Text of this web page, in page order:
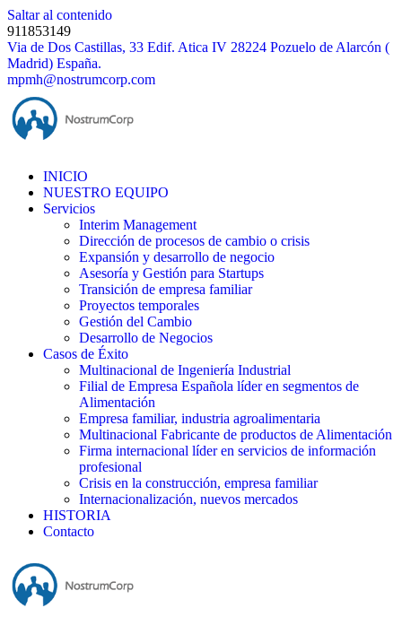
Saltar al contenido
911853149
Via de Dos Castillas, 33 Edif. Atica IV 28224 Pozuelo de Alarcón (
Madrid) España.
mpmh@nostrumcorp.com
INICIO
NUESTRO EQUIPO
Servicios
Interim Management
Dirección de procesos de cambio o crisis
Expansión y desarrollo de negocio
Asesoría y Gestión para Startups
Transición de empresa familiar
Proyectos temporales
Gestión del Cambio
Desarrollo de Negocios
Casos de Éxito
Multinacional de Ingeniería Industrial
Filial de Empresa Española líder en segmentos de
Alimentación
Empresa familiar, industria agroalimentaria
Multinacional Fabricante de productos de Alimentación
Firma internacional líder en servicios de información
profesional
Crisis en la construcción, empresa familiar
Internacionalización, nuevos mercados
HISTORIA
Contacto